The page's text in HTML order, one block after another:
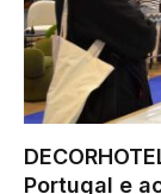
Portugal e